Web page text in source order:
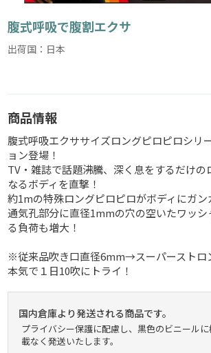
腹式呼吸で腹割エクサ
出荷国：日本
商品情報
腹式呼吸エクササイズロングピロピロシリ
ョン登場！
TV・雑誌で話題沸騰、深く息をするだけの
なるボディを直撃！
約1mの特殊ロングピロピロがボディにガン
通気孔部分に直径1mmの穴の空いたワッ
る負荷も増大！
※従来品吹き口直径6mm→スーパーストロ
本気で１日10吹にトライ！
国内倉庫より発送される商品です。
プライバシー保護に配慮し、黒色のビニール
載なく発送いたします。